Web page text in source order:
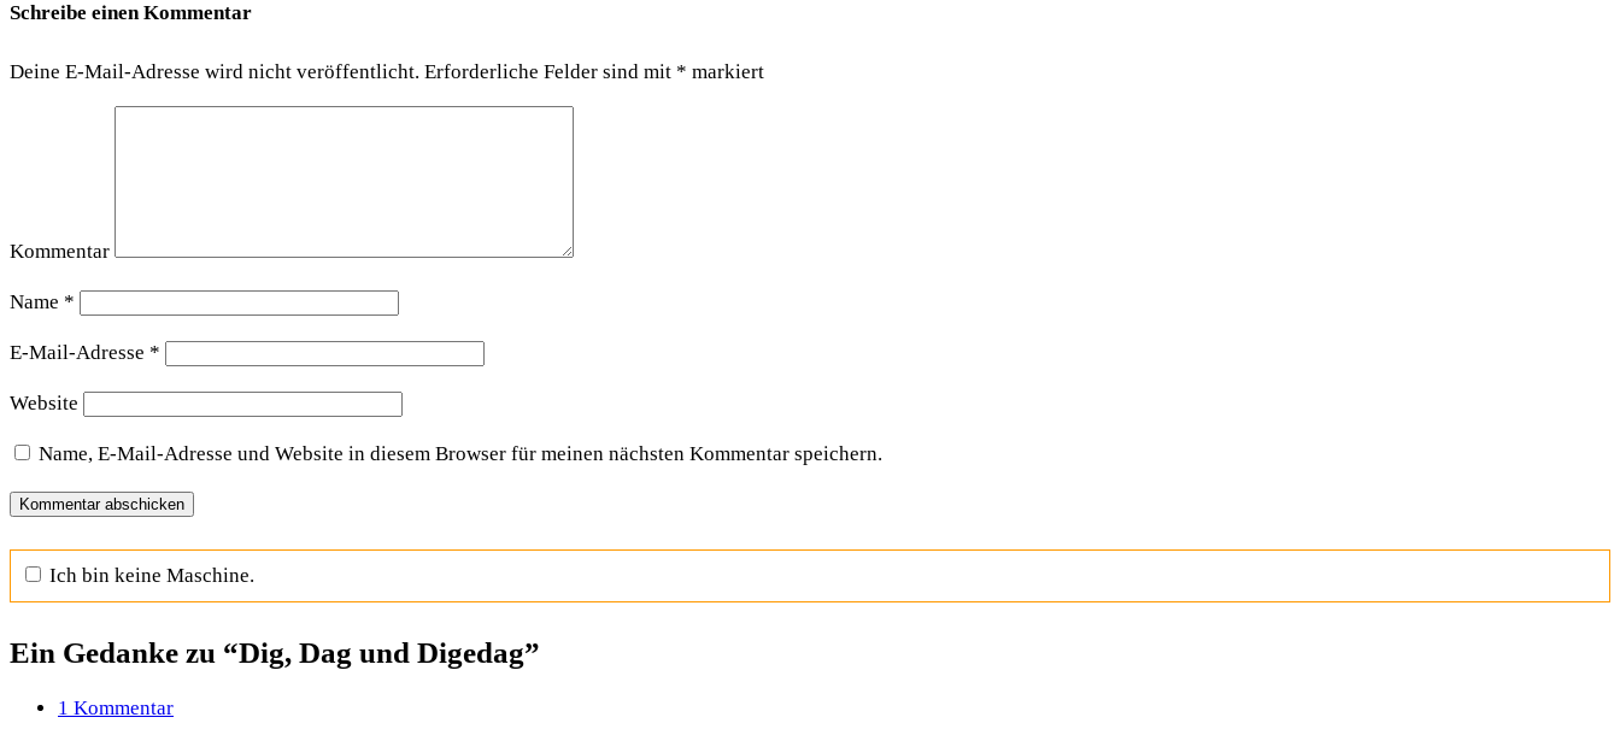
Schreibe einen Kommentar
Deine E-Mail-Adresse wird nicht veröffentlicht. Erforderliche Felder sind mit * markiert
Kommentar
Name *
E-Mail-Adresse *
Website
Name, E-Mail-Adresse und Website in diesem Browser für meinen nächsten Kommentar speichern.
Ich bin keine Maschine.
Ein Gedanke zu “Dig, Dag und Digedag”
1 Kommentar